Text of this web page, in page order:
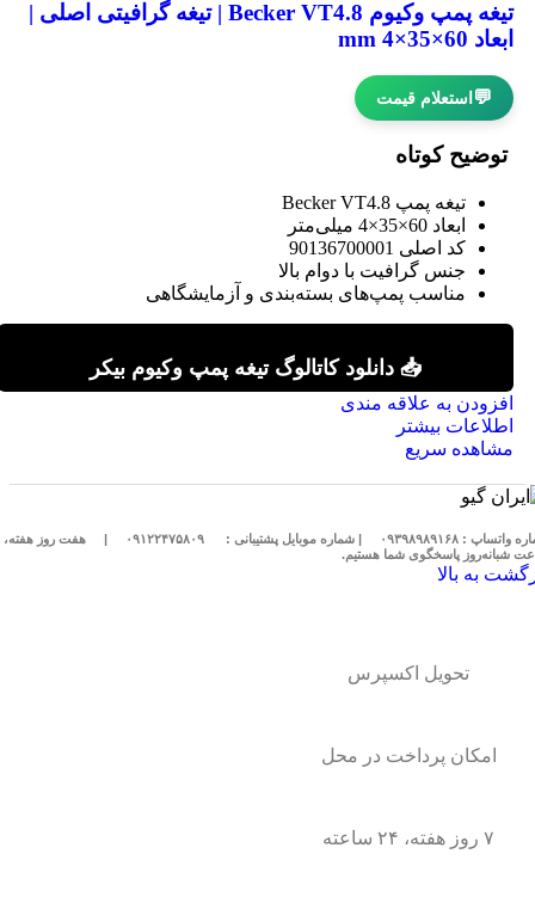
تیغه پمپ وکیوم Becker VT4.8 | تیغه گرافیتی اصلی |
ابعاد 60×35×4 mm
💬 استعلام قیمت
توضیح کوتاه
تیغه پمپ Becker VT4.8
ابعاد 60×35×4 میلی‌متر
کد اصلی 90136700001
جنس گرافیت با دوام بالا
مناسب پمپ‌های بسته‌بندی و آزمایشگاهی
📥 دانلود کاتالوگ تیغه پمپ وکیوم بیکر
افزودن به علاقه مندی
اطلاعات بیشتر
مشاهده سریع
واتساپ : ۰۹۳۹۸۹۸۹۱۶۸ | شماره موبایل پشتیبانی :
|
شبانه‌روز پاسخگوی شما هستیم.
به بالا
تحویل اکسپرس
امکان پرداخت در محل
۷ روز هفته، ۲۴ ساعته